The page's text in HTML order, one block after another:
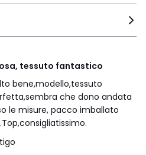
tessuto fantastico
bene,modello,tessuto
che dono andata
le misure, pacco imballato